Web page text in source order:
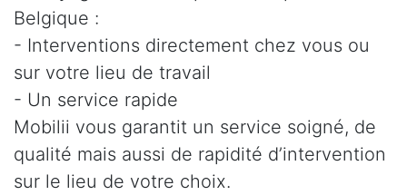
Belgique :
- Interventions directement chez vous ou
sur votre lieu de travail
- Un service rapide
Mobilii vous garantit un service soigné, de
qualité mais aussi de rapidité d’intervention
sur le lieu de votre choix.